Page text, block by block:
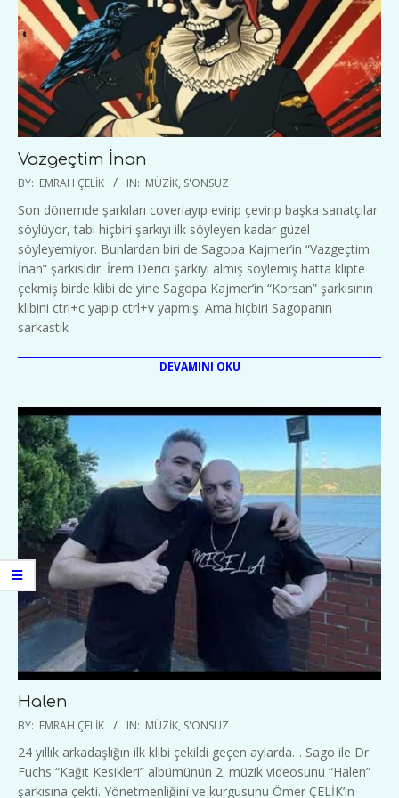
Vazgeçtim İnan
2023-
28
BY: EMRAH ÇELIK IN: MÜZIK, S'ONSUZ
Son dönemde şarkıları coverlayıp evirip çevirip başka sanatçılar
söylüyor, tabi hiçbiri şarkıyı ilk söyleyen kadar güzel
söyleyemiyor. Bunlardan biri de Sagopa Kajmer’in “Vazgeçtim
İnan” şarkısıdır. İrem Derici şarkıyı almış söylemiş hatta klipte
çekmiş birde klibi de yine Sagopa Kajmer’in “Korsan” şarkısının
klibini ctrl+c yapıp ctrl+v yapmış. Ama hiçbiri Sagopanın
sarkastik
DEVAMINI OKU
Halen
2022-
12
BY: EMRAH ÇELIK IN: MÜZIK, S'ONSUZ
24 yıllık arkadaşlığın ilk klibi çekildi geçen aylarda… Sago ile Dr.
Fuchs “Kağıt Kesikleri” albümünün 2. müzik videosunu “Halen”
şarkısına çekti. Yönetmenliğini ve kurgusunu Ömer ÇELİK’in